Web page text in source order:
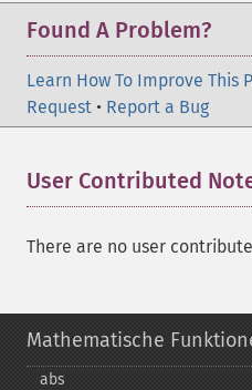
Found A Problem?
Learn How To Improve This
Request • Report a Bug
User Contributed
There are no user
Mathematische
abs